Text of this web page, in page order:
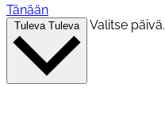
Tänään
Tuleva Tuleva Valitse päivä.